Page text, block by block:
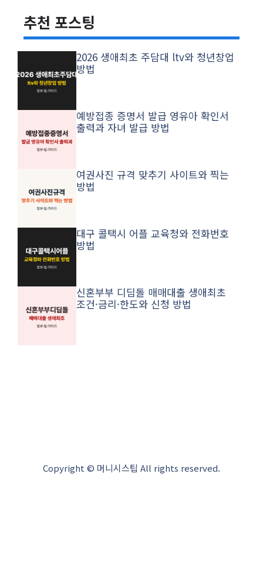
추천 포스팅
2026 생애최초 주담대 ltv와 청년창업
방법
예방접종 증명서 발급 영유아 확인서
출력과 자녀 발급 방법
여권사진 규격 맞추기 사이트와 찍는
방법
대구 콜택시 어플 교육청와 전화번호
방법
신혼부부 디딤돌 매매대출 생애최초
조건·금리·한도와 신청 방법
Copyright © 머니시스팁 All rights reserved.